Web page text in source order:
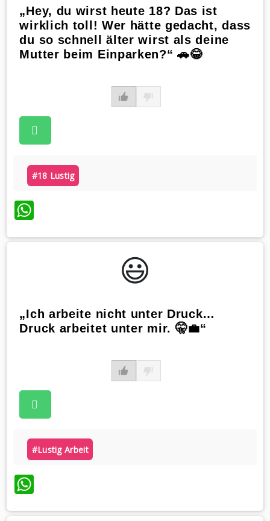
„Hey, du wirst heute 18? Das ist
wirklich toll! Wer hätte gedacht, dass
du so schnell älter wirst als deine
Mutter beim Einparken?“ 🚗😂
#18 Lustig
WhatsApp
😃️
„Ich arbeite nicht unter Druck…
Druck arbeitet unter mir. 🤫💼“
#lustig Arbeit
WhatsApp